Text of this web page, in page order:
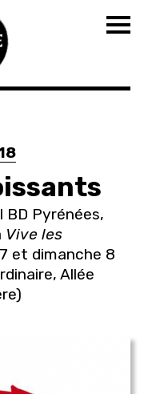
BD Pyrénées,
Vive les
et dimanche 8
Allée